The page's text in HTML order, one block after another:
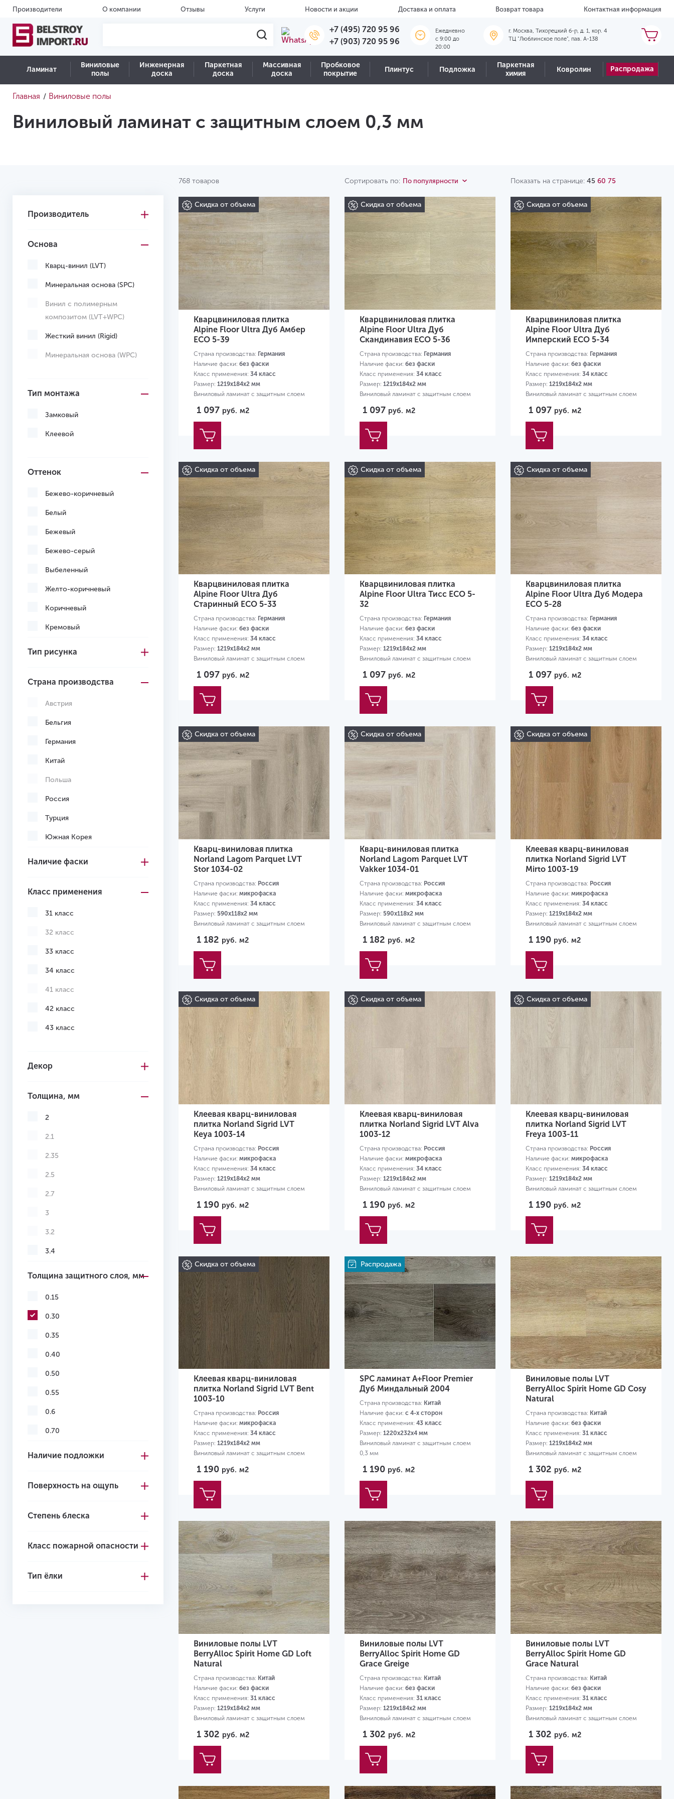
Производители О компании Отзывы Услуги Новости и акции Доставка и оплата Возврат товара Контактная информация
+7 (495) 720 95 96
+7 (903) 720 95 96
Ежедневно
c 9:00 до
20:00
г. Москва, Тихорецкий б-р, д. 1, кор. 4
ТЦ "Люблинское поле", пав. А-138
Ламинат
Виниловые
полы
Инженерная
доска
Паркетная
доска
Массивная
доска
Пробковое
покрытие
Плинтус Подложка
Паркетная
химия
Ковролин Распродажа
Главная / Виниловые полы
Виниловый ламинат с защитным слоем 0,3 мм
768 товаров Сортировать по: По популярности Показать на странице: 45 60 75
Производитель
Основа
Кварц-винил (LVT)
Минеральная основа (SPC)
Винил с полимерным
композитом (LVT+WPC)
Жесткий винил (Rigid)
Минеральная основа (WPC)
Тип монтажа
Замковый
Клеевой
Оттенок
Бежево-коричневый
Белый
Бежевый
Бежево-серый
Выбеленный
Желто-коричневый
Коричневый
Кремовый
Светло-коричневый
Светло-серый
Серо-коричневый
Серый
Темно-коричневый
Темно-серый
Черный
Желтый
Желто-красный
Тип рисунка
Страна производства
Австрия
Бельгия
Германия
Китай
Польша
Россия
Турция
Южная Корея
Наличие фаски
Класс применения
31 класс
32 класс
33 класс
34 класс
41 класс
42 класс
43 класс
Декор
Толщина, мм
2
2.1
2.35
2.5
2.7
3
3.2
3.4
4.5
5.0
5.3
Толщина защитного слоя, мм
0.15
0.30
0.35
0.40
0.50
0.55
0.6
0.70
Наличие подложки
Поверхность на ощупь
Степень блеска
Класс пожарной опасности
Тип ёлки
Скидка от объема
Кварцвиниловая плитка
Alpine Floor Ultra Дуб Амбер
ЕСО 5-39
Страна производства: Германия
Наличие фаски: без фаски
Класс применения: 34 класс
Размер: 1219х184х2 мм
Виниловый ламинат с защитным слоем
1 097 руб. м2
Скидка от объема
Кварцвиниловая плитка
Alpine Floor Ultra Дуб
Скандинавия ЕСО 5-36
Страна производства: Германия
Наличие фаски: без фаски
Класс применения: 34 класс
Размер: 1219х184х2 мм
Виниловый ламинат с защитным слоем
1 097 руб. м2
Скидка от объема
Кварцвиниловая плитка
Alpine Floor Ultra Дуб
Имперский ЕСО 5-34
Страна производства: Германия
Наличие фаски: без фаски
Класс применения: 34 класс
Размер: 1219х184х2 мм
Виниловый ламинат с защитным слоем
1 097 руб. м2
Скидка от объема
Кварцвиниловая плитка
Alpine Floor Ultra Дуб
Старинный ЕСО 5-33
Страна производства: Германия
Наличие фаски: без фаски
Класс применения: 34 класс
Размер: 1219х184х2 мм
Виниловый ламинат с защитным слоем
1 097 руб. м2
Скидка от объема
Кварцвиниловая плитка
Alpine Floor Ultra Тисс ЕСО 5-
32
Страна производства: Германия
Наличие фаски: без фаски
Класс применения: 34 класс
Размер: 1219х184х2 мм
Виниловый ламинат с защитным слоем
1 097 руб. м2
Скидка от объема
Кварцвиниловая плитка
Alpine Floor Ultra Дуб Модера
ЕСО 5-28
Страна производства: Германия
Наличие фаски: без фаски
Класс применения: 34 класс
Размер: 1219х184х2 мм
Виниловый ламинат с защитным слоем
1 097 руб. м2
Скидка от объема
Кварц-виниловая плитка
Norland Lagom Parquet LVT
Stor 1034-02
Страна производства: Россия
Наличие фаски: микрофаска
Класс применения: 34 класс
Размер: 590х118х2 мм
Виниловый ламинат с защитным слоем
1 182 руб. м2
Скидка от объема
Кварц-виниловая плитка
Norland Lagom Parquet LVT
Vakker 1034-01
Страна производства: Россия
Наличие фаски: микрофаска
Класс применения: 34 класс
Размер: 590х118х2 мм
Виниловый ламинат с защитным слоем
1 182 руб. м2
Скидка от объема
Клеевая кварц-виниловая
плитка Norland Sigrid LVT
Mirto 1003-19
Страна производства: Россия
Наличие фаски: микрофаска
Класс применения: 34 класс
Размер: 1219х184х2 мм
Виниловый ламинат с защитным слоем
1 190 руб. м2
Скидка от объема
Клеевая кварц-виниловая
плитка Norland Sigrid LVT
Keya 1003-14
Страна производства: Россия
Наличие фаски: микрофаска
Класс применения: 34 класс
Размер: 1219х184х2 мм
Виниловый ламинат с защитным слоем
1 190 руб. м2
Скидка от объема
Клеевая кварц-виниловая
плитка Norland Sigrid LVT Alva
1003-12
Страна производства: Россия
Наличие фаски: микрофаска
Класс применения: 34 класс
Размер: 1219х184х2 мм
Виниловый ламинат с защитным слоем
1 190 руб. м2
Скидка от объема
Клеевая кварц-виниловая
плитка Norland Sigrid LVT
Freya 1003-11
Страна производства: Россия
Наличие фаски: микрофаска
Класс применения: 34 класс
Размер: 1219х184х2 мм
Виниловый ламинат с защитным слоем
1 190 руб. м2
Скидка от объема
Клеевая кварц-виниловая
плитка Norland Sigrid LVT Bent
1003-10
Страна производства: Россия
Наличие фаски: микрофаска
Класс применения: 34 класс
Размер: 1219х184х2 мм
Виниловый ламинат с защитным слоем
1 190 руб. м2
Распродажа
SPC ламинат A+Floor Premier
Дуб Миндальный 2004
Страна производства: Китай
Наличие фаски: с 4-х сторон
Класс применения: 43 класс
Размер: 1220х232х4 мм
Виниловый ламинат с защитным слоем
0,3 мм
1 190 руб. м2
Виниловые полы LVT
BerryAlloc Spirit Home GD Cosy
Natural
Страна производства: Китай
Наличие фаски: без фаски
Класс применения: 31 класс
Размер: 1219х184х2 мм
Виниловый ламинат с защитным слоем
1 302 руб. м2
Виниловые полы LVT
BerryAlloc Spirit Home GD Loft
Natural
Страна производства: Китай
Наличие фаски: без фаски
Класс применения: 31 класс
Размер: 1219х184х2 мм
Виниловый ламинат с защитным слоем
1 302 руб. м2
Виниловые полы LVT
BerryAlloc Spirit Home GD
Grace Greige
Страна производства: Китай
Наличие фаски: без фаски
Класс применения: 31 класс
Размер: 1219х184х2 мм
Виниловый ламинат с защитным слоем
1 302 руб. м2
Виниловые полы LVT
BerryAlloc Spirit Home GD
Grace Natural
Страна производства: Китай
Наличие фаски: без фаски
Класс применения: 31 класс
Размер: 1219х184х2 мм
Виниловый ламинат с защитным слоем
1 302 руб. м2